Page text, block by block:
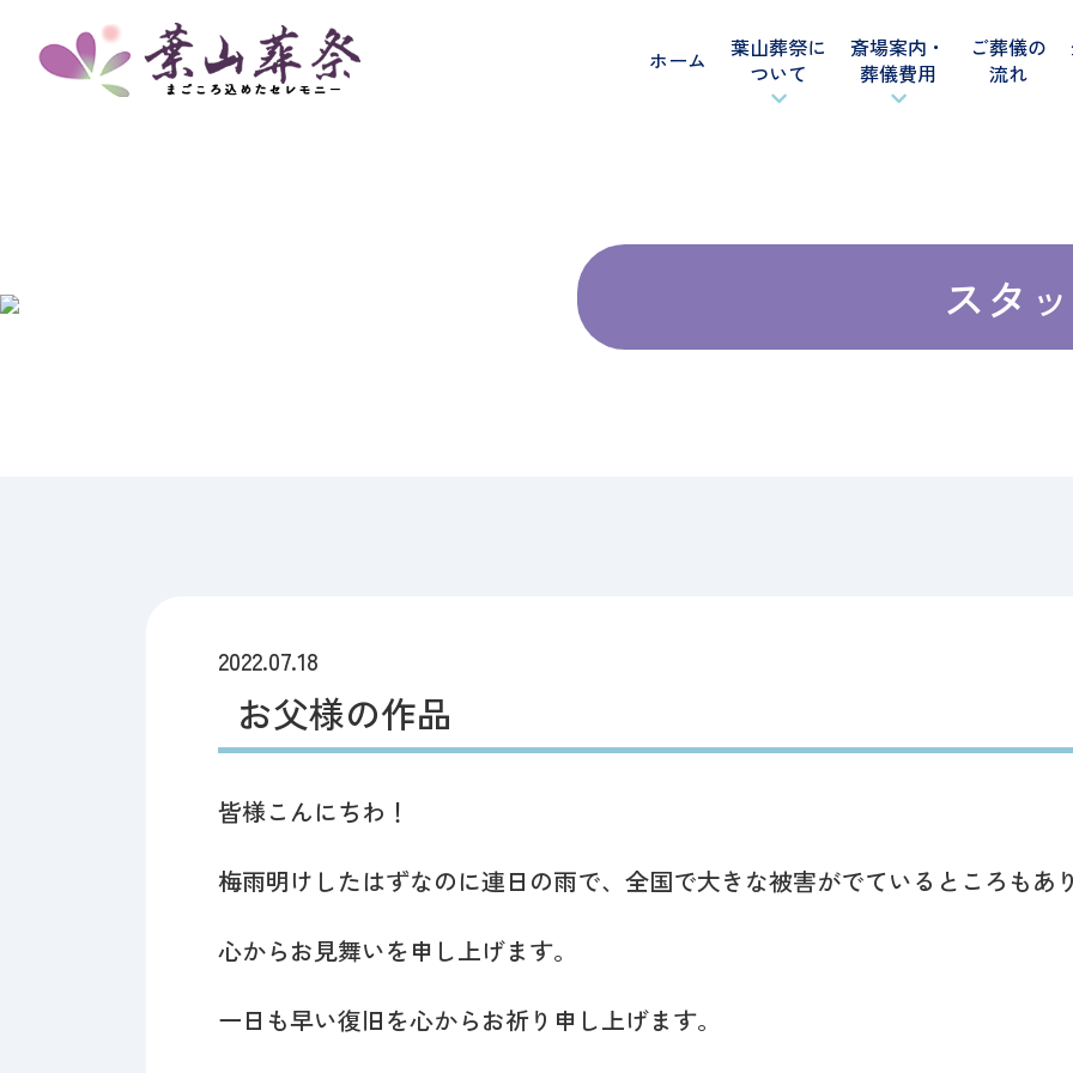
ホーム
葉山葬祭に
ついて
斎場案内・
葬儀費用
ご葬儀の
流れ
スタ
2022.07.18
お父様の作品
皆様こんにちわ！
梅雨明けしたはずなのに連日の雨で、全国で大きな被害がでているところもあ
心からお見舞いを申し上げます。
一日も早い復旧を心からお祈り申し上げます。